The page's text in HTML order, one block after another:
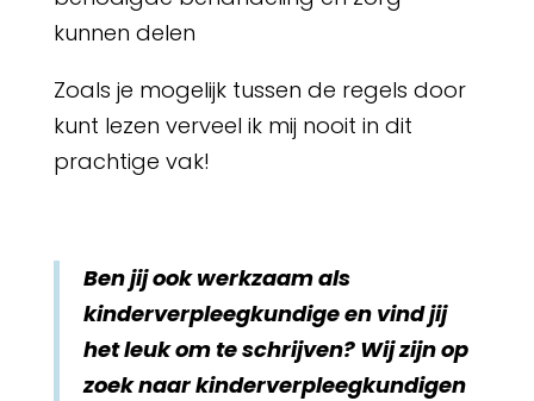
kunnen delen
Zoals je mogelijk tussen de regels door
kunt lezen verveel ik mij nooit in dit
prachtige vak!
Ben jij ook werkzaam als
kinderverpleegkundige en vind jij
het leuk om te schrijven? Wij zijn op
zoek naar kinderverpleegkundigen